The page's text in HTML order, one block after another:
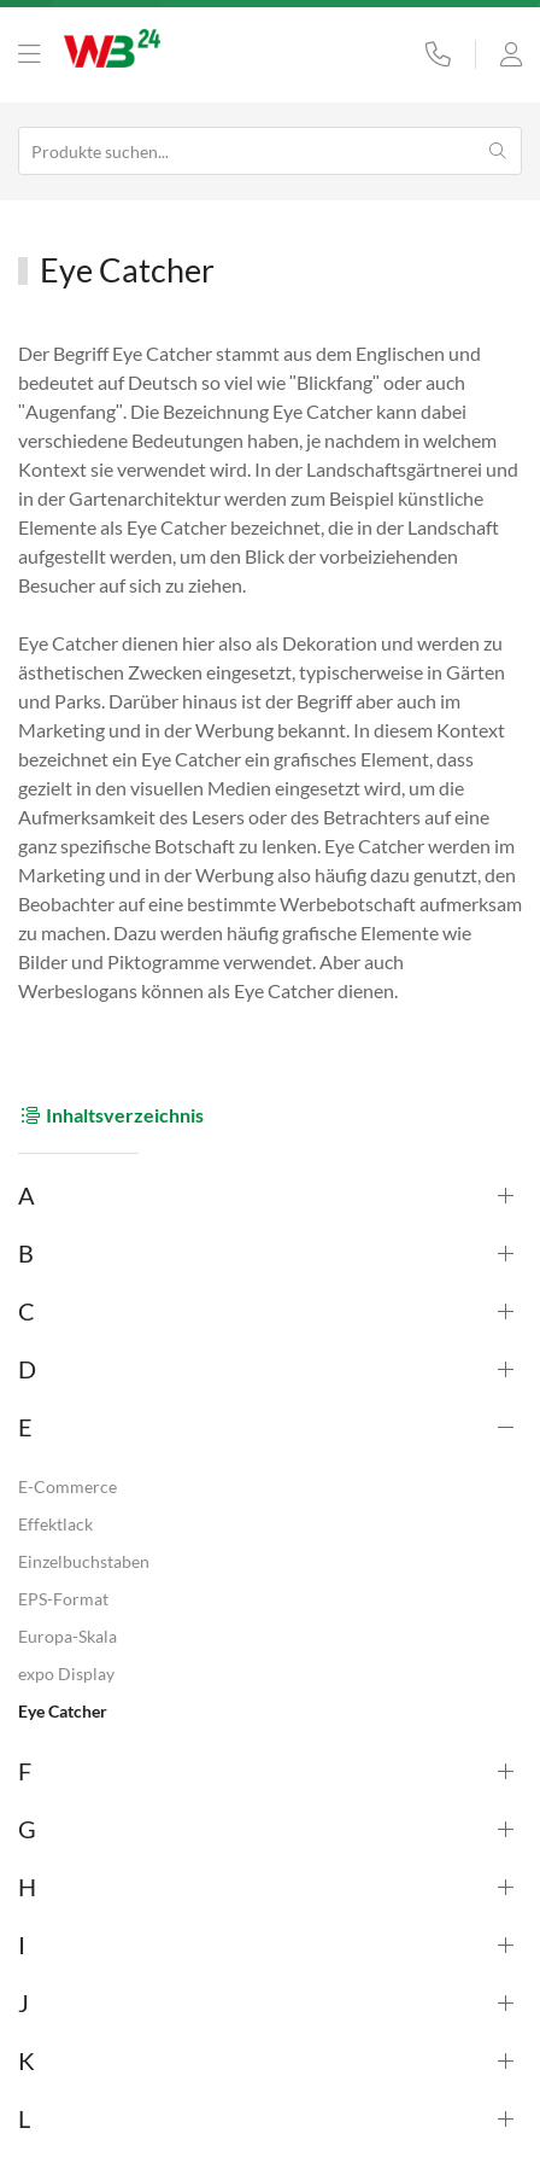
Inhaltsverzeichnis
A
B
C
D
E
E-Commerce
Effektlack
Einzelbuchstaben
EPS-Format
Europa-Skala
expo Display
Eye Catcher
F
G
H
I
J
K
L
Eye Catcher
Der Begriff Eye Catcher stammt aus dem Englischen und
bedeutet auf Deutsch so viel wie ʺBlickfangʺ oder auch
ʺAugenfangʺ. Die Bezeichnung Eye Catcher kann dabei
verschiedene Bedeutungen haben, je nachdem in welchem
Kontext sie verwendet wird. In der Landschaftsgärtnerei und
in der Gartenarchitektur werden zum Beispiel künstliche
Elemente als Eye Catcher bezeichnet, die in der Landschaft
aufgestellt werden, um den Blick der vorbeiziehenden
Besucher auf sich zu ziehen.
Eye Catcher dienen hier also als Dekoration und werden zu
ästhetischen Zwecken eingesetzt, typischerweise in Gärten
und Parks. Darüber hinaus ist der Begriff aber auch im
Marketing und in der Werbung bekannt. In diesem Kontext
bezeichnet ein Eye Catcher ein grafisches Element, dass
gezielt in den visuellen Medien eingesetzt wird, um die
Aufmerksamkeit des Lesers oder des Betrachters auf eine
ganz spezifische Botschaft zu lenken. Eye Catcher werden im
Marketing und in der Werbung also häufig dazu genutzt, den
Beobachter auf eine bestimmte Werbebotschaft aufmerksam
zu machen. Dazu werden häufig grafische Elemente wie
Bilder und Piktogramme verwendet. Aber auch
Werbeslogans können als Eye Catcher dienen.